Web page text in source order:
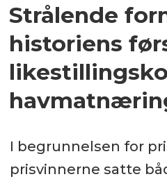
Strålende
historiens
I begrunnelsen for
prisvinnerne satte